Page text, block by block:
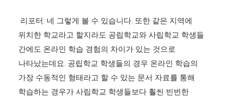
리포터: 네 그렇게 볼 수 있습니다. 또한 같은 지역에
위치한 학교라고 할지라도 공립학교와 사립학교 학생들
간에도 온라인 학습 경험의 차이가 있는 것으로
나타났는데요. 공립학교 학생들의 경우 온라인 학습의
가장 수동적인 형태라고 할 수 있는 문서 자료를 통해
학습하는 경우가 사립학교 학생들보다 훨씬 빈번한